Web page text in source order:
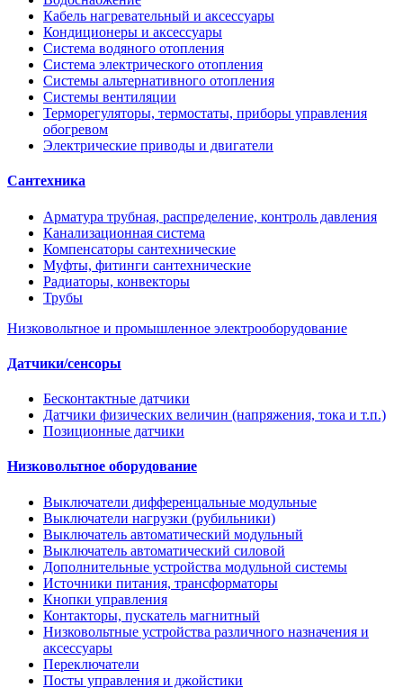
Кабель нагревательный и аксессуары
Кондиционеры и аксессуары
Система водяного отопления
Система электрического отопления
Системы альтернативного отопления
Системы вентиляции
Терморегуляторы, термостаты, приборы управления
обогревом
Электрические приводы и двигатели
Сантехника
Арматура трубная, распределение, контроль давления
Канализационная система
Компенсаторы сантехнические
Муфты, фитинги сантехнические
Радиаторы, конвекторы
Трубы
Низковольтное и промышленное электрооборудование
Датчики/сенсоры
Бесконтактные датчики
Датчики физических величин (напряжения, тока и т.п.)
Позиционные датчики
Низковольтное оборудование
Выключатели дифференцальные модульные
Выключатели нагрузки (рубильники)
Выключатель автоматический модульный
Выключатель автоматический силовой
Дополнительные устройства модульной системы
Источники питания, трансформаторы
Кнопки управления
Контакторы, пускатель магнитный
Низковольтные устройства различного назначения и
аксессуары
Переключатели
Посты управления и джойстики